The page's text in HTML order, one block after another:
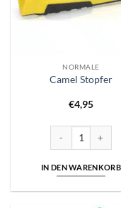
NORMALE
Camel Stopfer
€4,95
Camel Stopfer
IN DEN WARENKORB